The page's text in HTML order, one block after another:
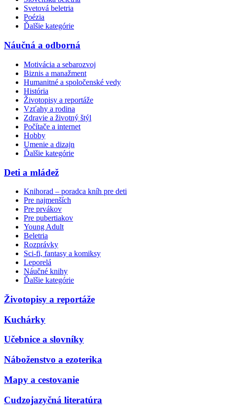
Svetová beletria
Poézia
Ďalšie kategórie
Náučná a odborná
Motivácia a sebarozvoj
Biznis a manažment
Humanitné a spoločenské vedy
História
Životopisy a reportáže
Vzťahy a rodina
Zdravie a životný štýl
Počítače a internet
Hobby
Umenie a dizajn
Ďalšie kategórie
Deti a mládež
Knihorad – poradca kníh pre deti
Pre najmenších
Pre prvákov
Pre pubertiakov
Young Adult
Beletria
Rozprávky
Sci-fi, fantasy a komiksy
Leporelá
Náučné knihy
Ďalšie kategórie
Životopisy a reportáže
Kuchárky
Učebnice a slovníky
Náboženstvo a ezoterika
Mapy a cestovanie
Cudzojazyčná literatúra